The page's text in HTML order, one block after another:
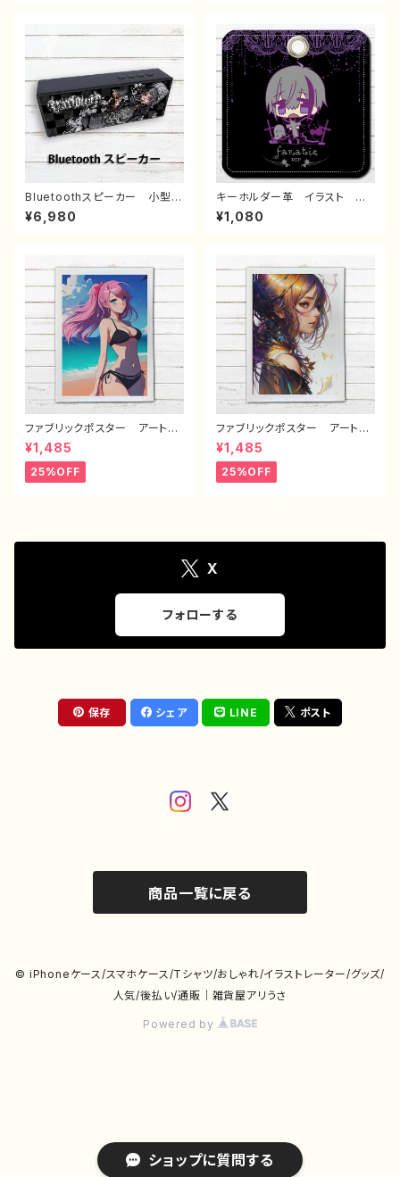
ショップに質問する
通販 後払い コンビニ 翌月
ん インスタントラーメン イン
スタント食品
通販 後払い コンビニ 翌月
払い おすすめ 袋麺 即席め
ん インスタントラーメン イン
スタント食品
Bluetoothスピーカー 小型
イラスト 可愛い女の子 かっ
こいい女子 おしゃれ服 かわ
子 ワンピース タバコ 銀
髪 ピアス 個性的 おすす
め 人気 イラストレーター
クリエイター 絵師 オリジナ
ル デザイン グッズ タイト
ル：リデル 作：nero
¥6,980
キーホルダー革 イラスト 男
の子 可愛い かっこいい イ
ケメン おしゃれ エモい 病
個性的 おすすめ メンズ 人
気 イラストレーター クリエイ
ター 絵師 オリジナル デザ
イン グッズ タイトル：Fanati
c Ver1 作：黒野京
¥1,080
ファブリックポスター アートポ
スター イラスト 可愛い女の
子 かっこいい女子 美しい女
の子 水着 巨乳 ピンク髪
ロングヘア セクシー おしゃ
¥1,485
25%OFF
ファブリックポスター アートポ
スター イラスト 可愛い女の
子 かっこいい女子 美しい女
の子 黒髪 ロングヘア おし
ゃれ エモい インテリア お
¥1,485
25%OFF
X
フォローする
保存 シェア LINE ポスト
商品一覧に戻る
© iPhoneケース/スマホケース/Tシャツ/おしゃれ/イラストレーター/グッズ/
人気/後払い/通販｜雑貨屋アリうさ
Powered by